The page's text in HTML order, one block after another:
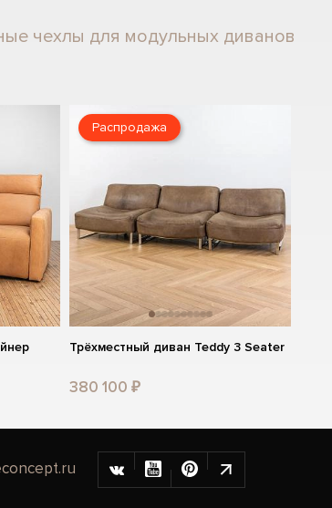
чехлы для модульных диванов
Распродажа
Трёхместный диван Teddy 3 Seater
380 100 ₽